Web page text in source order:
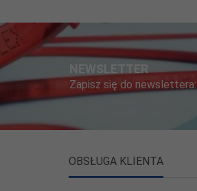
NEWSLETTER
Zapisz się do newslettera:
OBSŁUGA KLIENTA